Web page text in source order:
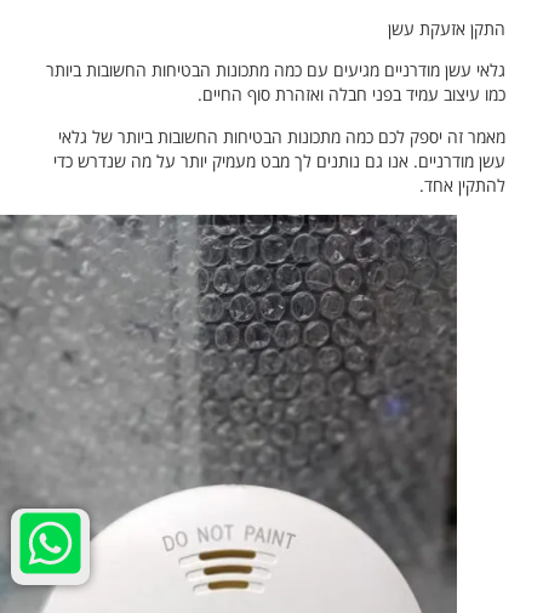
התקן אזעקת עשן
גלאי עשן מודרניים מגיעים עם כמה מתכונות הבטיחות החשובות ביותר
כמו עיצוב עמיד בפני חבלה ואזהרת סוף החיים.
מאמר זה יספק לכם כמה מתכונות הבטיחות החשובות ביותר של גלאי
עשן מודרניים. אנו גם נותנים לך מבט מעמיק יותר על מה שנדרש כדי
להתקין אחד.